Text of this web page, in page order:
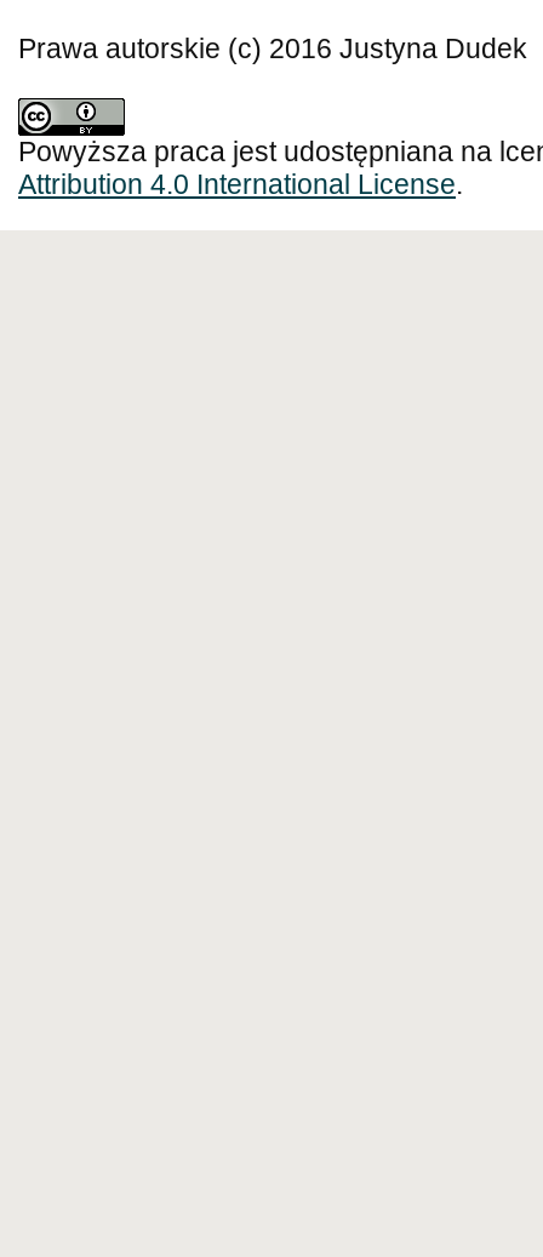
Prawa autorskie (c) 2016 Justyna Dudek
Powyższa praca jest udostępniana na
Attribution 4.0 International License.